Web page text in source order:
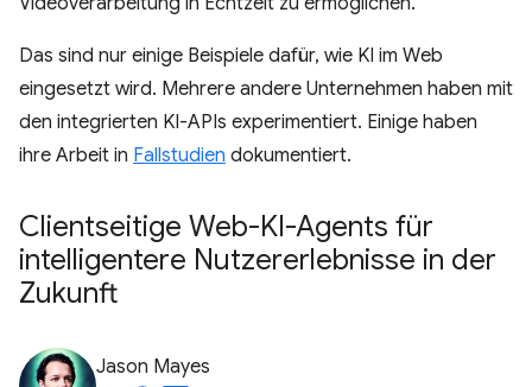
Das sind nur einige Beispiele dafür, wie KI im Web
eingesetzt wird. Mehrere andere Unternehmen haben mit
den integrierten KI-APIs experimentiert. Einige haben
ihre Arbeit in Fallstudien dokumentiert.
Clientseitige Web-KI-Agents für
intelligentere Nutzererlebnisse in der
Zukunft
Jason Mayes